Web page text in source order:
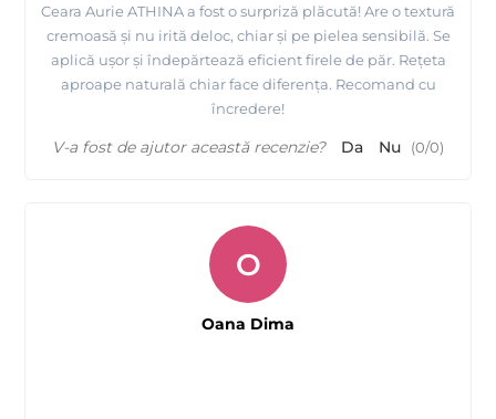
Ceara Aurie ATHINA a fost o surpriză plăcută! Are o textură
cremoasă și nu irită deloc, chiar și pe pielea sensibilă. Se
aplică ușor și îndepărtează eficient firele de păr. Rețeta
aproape naturală chiar face diferența. Recomand cu
încredere!
V-a fost de ajutor această recenzie? Da Nu (0/0)
O
Oana Dima